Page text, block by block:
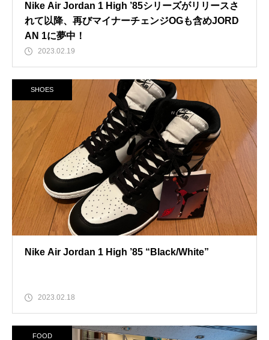
Nike Air Jordan 1 High ’85シリーズがリリースさ
れて以降、再びマイナーチェンジOGも含めJORD
AN 1に夢中！
2023.02.19
SHOES
Nike Air Jordan 1 High ’85 “Black/White”
2023.02.18
FOOD